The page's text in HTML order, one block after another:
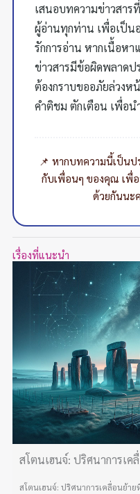
เสนอบทความข่าวสาร
ผู้อ่านทุกท่าน เพื่อเป็น
รักการอ่าน หากเนื้อห
ข่าวสารมีข้อผิดพลาดป
ต้องกราบขออภัยล่วงห
คำติชม ตักเตือน เพื่อ
📌 หากบทความนี้เป็น
กับเพื่อนๆ ของคุณ เพื่อ
ด้วยกันนะ
เรื่องที่แนะนำ
สโตนเฮนจ์: ปริศนาการเ
สโตนเฮนจ์: ปริศนาการเคลื่อนย้า